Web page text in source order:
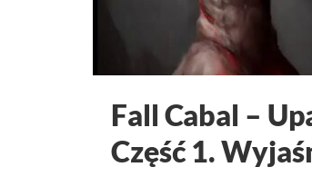
Fall Cabal –
Część 1.